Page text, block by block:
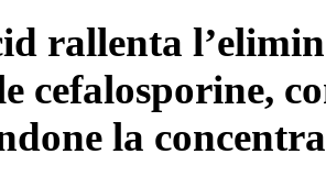
rallenta
cefalosporine,
la